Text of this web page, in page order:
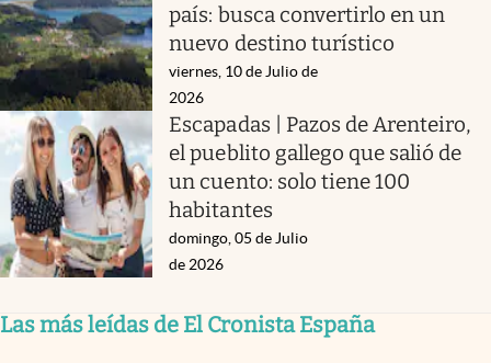
país: busca convertirlo en un
nuevo destino turístico
viernes, 10 de Julio de
2026
Escapadas | Pazos de Arenteiro,
el pueblito gallego que salió de
un cuento: solo tiene 100
habitantes
domingo, 05 de Julio
de 2026
Las más leídas de El Cronista España